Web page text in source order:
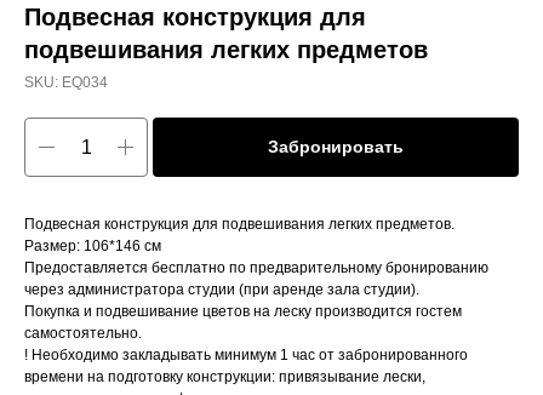
Подвесная конструкция для
подвешивания легких предметов
SKU: EQ034
Забронировать
Подвесная конструкция для подвешивания легких предметов.
Размер: 106*146 см
Предоставляется бесплатно по предварительному бронированию
через администратора студии (при аренде зала студии).
Покупка и подвешивание цветов на леску производится гостем
самостоятельно.
! Необходимо закладывать минимум 1 час от забронированного
времени на подготовку конструкции: привязывание лески,